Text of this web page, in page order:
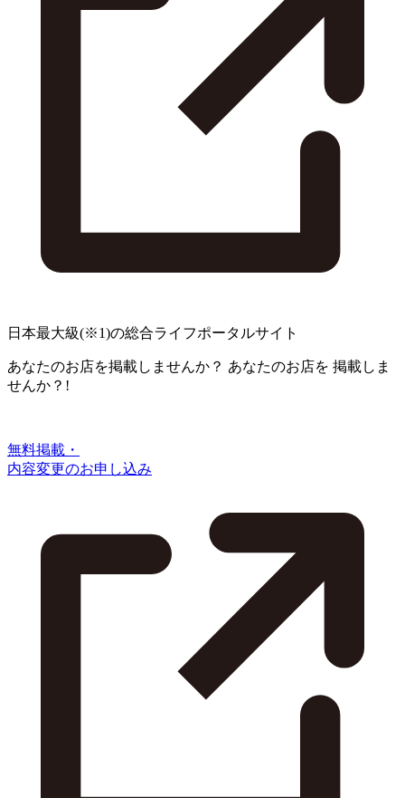
日本最大級(※1)の総合ライフポータルサイト
あなたのお店を掲載しませんか？ あなたのお店を 掲載しま
せんか？!
無料掲載・
内容変更のお申し込み